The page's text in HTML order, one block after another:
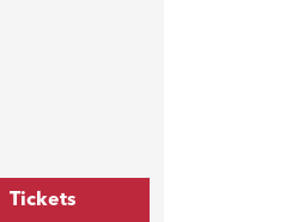
Tickets